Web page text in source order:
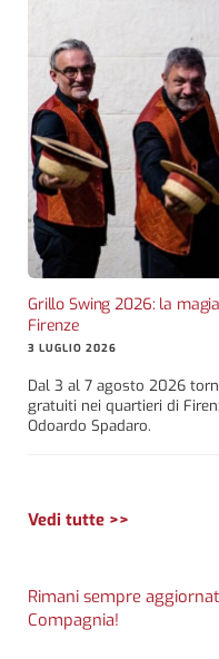
Grillo Swing 2026: la
Firenze
3 LUGLIO 2026
Dal 3 al 7 agosto 2026
gratuiti nei quartieri di
Odoardo Spadaro.
Vedi tutte >>
Rimani sempre
Compagnia!